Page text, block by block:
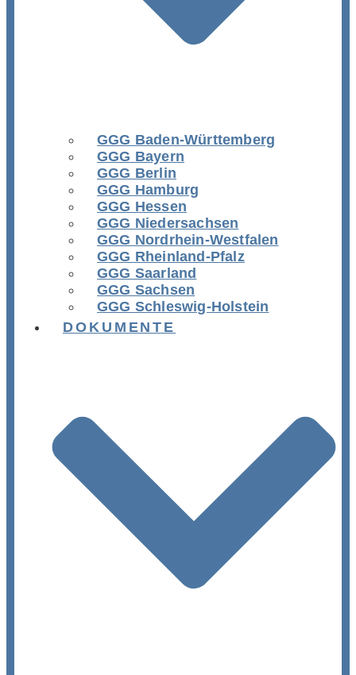
GGG Baden-Württemberg
GGG Bayern
GGG Berlin
GGG Hamburg
GGG Hessen
GGG Niedersachsen
GGG Nordrhein-Westfalen
GGG Rheinland-Pfalz
GGG Saarland
GGG Sachsen
GGG Schleswig-Holstein
DOKUMENTE